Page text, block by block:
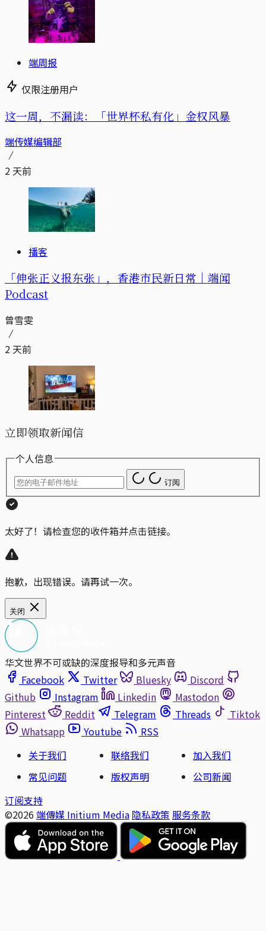
端周报
仅限注册用户
这一周，不漏读：「世界杯私有化」金权风暴
端传媒编辑部
2 天前
播客
「伸张正义报东张」，香港市民新日常｜端闻
Podcast
曾雪雯
2 天前
立即领取新闻信
个人信息
订阅
太好了！请检查您的收件箱并点击链接。
抱歉，出现错误。请再试一次。
关闭
华文世界不可或缺的深度报导和多元声音
Facebook
Twitter Bluesky
Discord
Github
Instagram Linkedin
Mastodon
Pinterest
Reddit Telegram Threads
Tiktok
Whatsapp
Youtube
RSS
关于我们
联络我们
加入我们
常见问题
版权声明
公司新闻
订阅支持
©2026 端傳媒 Initium Media 隐私政策 服务条款